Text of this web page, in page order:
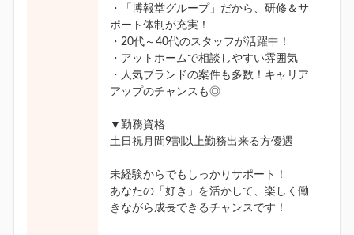
・「博報堂グループ」だから、研修＆サ
ポート体制が充実！
・20代～40代のスタッフが活躍中！
・アットホームで相談しやすい雰囲気
・人気ブランドの案件も多数！キャリア
アップのチャンスも◎
▼勤務資格
土日祝月間9割以上勤務出来る方優遇
未経験からでもしっかりサポート！
あなたの「好き」を活かして、楽しく働
きながら成長できるチャンスです！